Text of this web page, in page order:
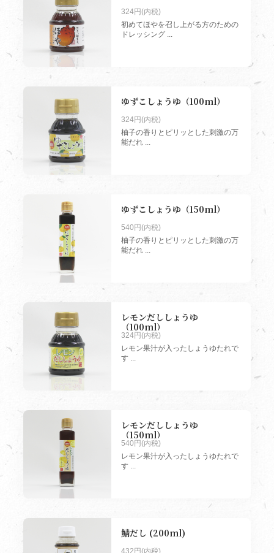
324円(内税)
初めてほやを召し上がる方のための
ドレッシング ...
ゆずこしょうゆ（100ml）
324円(内税)
柚子の香りとピリッとした刺激の万
能だれ ...
ゆずこしょうゆ（150ml）
540円(内税)
柚子の香りとピリッとした刺激の万
能だれ ...
レモンだししょうゆ
（100ml）
324円(内税)
レモン果汁が入ったしょうゆたれで
す ...
レモンだししょうゆ
（150ml）
540円(内税)
レモン果汁が入ったしょうゆたれで
す ...
鯖だし (200ml)
432円(内税)